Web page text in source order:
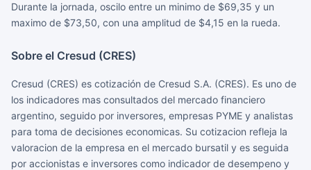
Durante la jornada, oscilo entre un minimo de $69,35 y un
maximo de $73,50, con una amplitud de $4,15 en la rueda.
Sobre el Cresud (CRES)
Cresud (CRES) es cotización de Cresud S.A. (CRES). Es uno de
los indicadores mas consultados del mercado financiero
argentino, seguido por inversores, empresas PYME y analistas
para toma de decisiones economicas. Su cotizacion refleja la
valoracion de la empresa en el mercado bursatil y es seguida
por accionistas e inversores como indicador de desempeno y